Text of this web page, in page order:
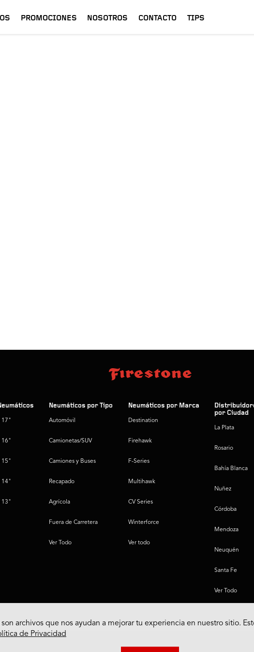
PROMOCIONES NOSOTROS CONTACTO TIPS
17"
16"
15"
14"
13"
Neumáticos por Tipo
Automóvil
Camionetas/SUV
Camiones y Buses
Recapado
Agrícola
Fuera de Carretera
Ver Todo
Neumáticos por Marca
Destination
Firehawk
F-Series
Multihawk
CV Series
Winterforce
Ver todo
por Ciudad
La Plata
Rosario
Bahía Blanca
Nuñez
Córdoba
Mendoza
Neuquén
Santa Fe
Ver Todo
archivos que nos ayudan a mejorar tu experiencia en nuestro sitio.
de Privacidad